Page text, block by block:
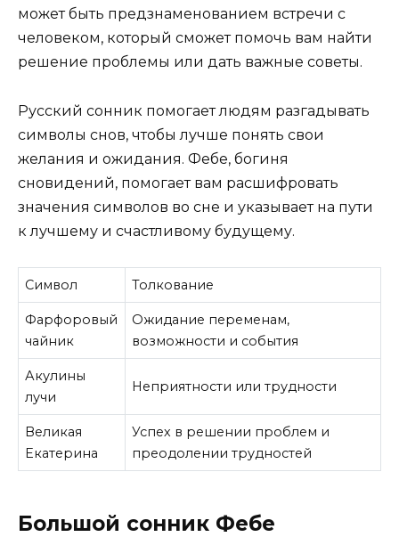
может быть предзнаменованием встречи с
человеком, который сможет помочь вам найти
решение проблемы или дать важные советы.
Русский сонник помогает людям разгадывать
символы снов, чтобы лучше понять свои
желания и ожидания. Фебе, богиня
сновидений, помогает вам расшифровать
значения символов во сне и указывает на пути
к лучшему и счастливому будущему.
Символ Толкование
Фарфоровый
чайник
Ожидание переменам,
возможности и события
Акулины
лучи
Неприятности или трудности
Великая
Екатерина
Успех в решении проблем и
преодолении трудностей
Большой сонник Фебе